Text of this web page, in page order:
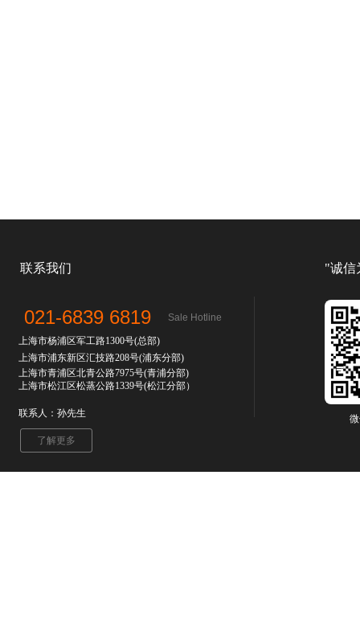
021-6839 6819
上海市杨浦区军工路1300号(总部)
上海市浦东新区汇技路208号(浦东分部)
上海市青浦区北青公路7975号(青浦分部)
上海市松江区松蒸公路1339号(松江分部）
联系人：孙先生
联系我们
Sale Hotline
了解更多
"诚信